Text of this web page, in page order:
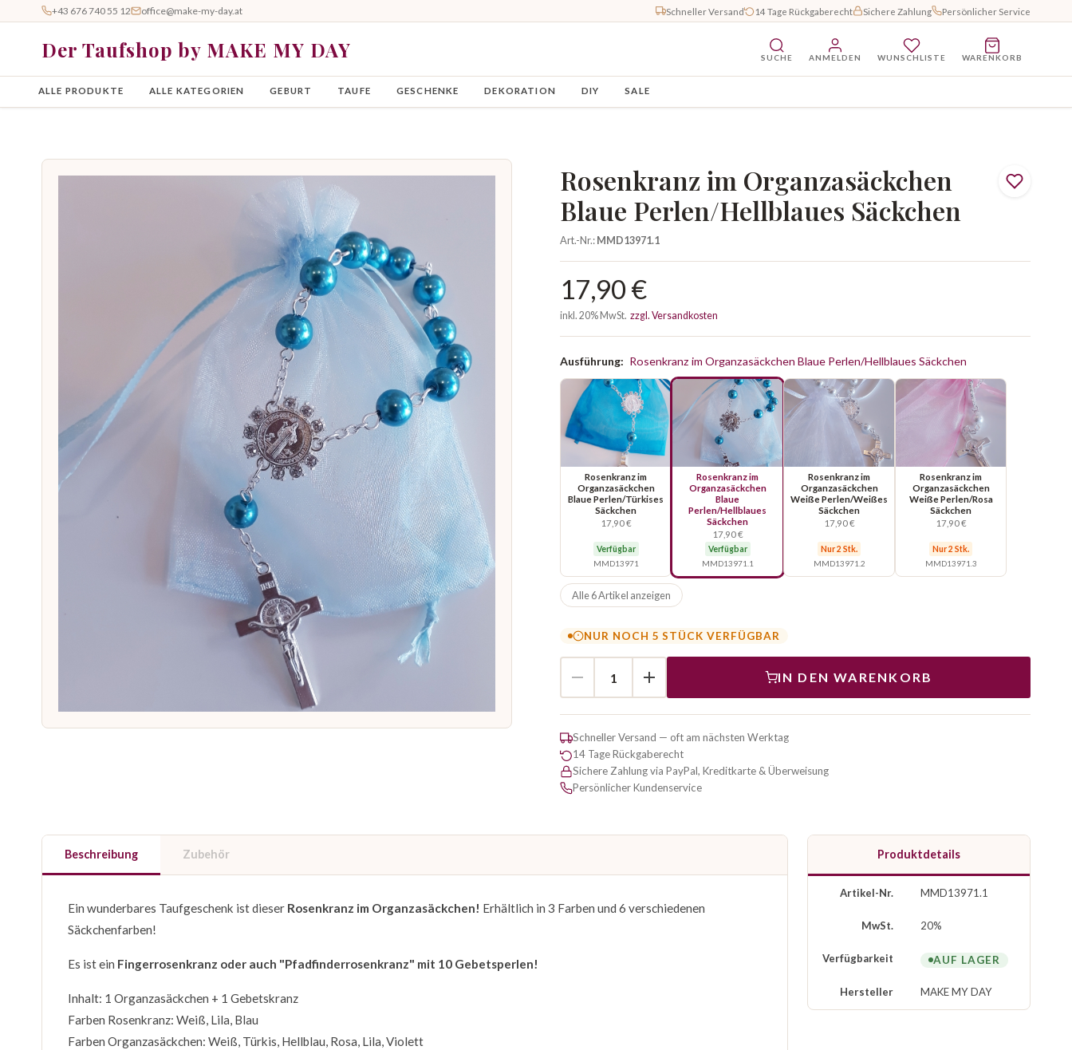
+43 676 740 55 12 office@make-my-day.at Schneller Versand 14 Tage Rückgaberecht Sichere Zahlung Persönlicher Service
Der Taufshop by MAKE MY DAY SUCHE ANMELDEN WUNSCHLISTE WARENKORB
ALLE PRODUKTE ALLE KATEGORIEN GEBURT TAUFE GESCHENKE DEKORATION DIY SALE
Rosenkranz im Organzasäckchen
Blaue Perlen/Hellblaues Säckchen
Art.-Nr.:MMD13971.1
17,90 €
inkl. 20% MwSt. zzgl. Versandkosten
Ausführung: Rosenkranz im Organzasäckchen Blaue Perlen/Hellblaues Säckchen
Rosenkranz im
Organzasäckchen
Blaue Perlen/Türkises
Säckchen
17,90 €
Verfügbar
MMD13971
Rosenkranz im
Organzasäckchen
Blaue
Perlen/Hellblaues
Säckchen
17,90 €
Verfügbar
MMD13971.1
Rosenkranz im
Organzasäckchen
Weiße Perlen/Weißes
Säckchen
17,90 €
Nur 2 Stk.
MMD13971.2
Rosenkranz im
Organzasäckchen
Weiße Perlen/Rosa
Säckchen
17,90 €
Nur 2 Stk.
MMD13971.3
Alle 6 Artikel anzeigen
NUR NOCH 5 STÜCK VERFÜGBAR
IN DEN WARENKORB
Schneller Versand — oft am nächsten Werktag
14 Tage Rückgaberecht
Sichere Zahlung via PayPal, Kreditkarte & Überweisung
Persönlicher Kundenservice
Beschreibung Zubehör
Ein wunderbares Taufgeschenk ist dieser Rosenkranz im Organzasäckchen! Erhältlich in 3 Farben und 6 verschiedenen
Säckchenfarben!
Es ist ein Fingerrosenkranz oder auch "Pfadfinderrosenkranz" mit 10 Gebetsperlen!
Inhalt: 1 Organzasäckchen + 1 Gebetskranz
Farben Rosenkranz: Weiß, Lila, Blau
Farben Organzasäckchen: Weiß, Türkis, Hellblau, Rosa, Lila, Violett
Produktdetails
Artikel-Nr. MMD13971.1
MwSt. 20%
Verfügbarkeit AUF LAGER
Hersteller MAKE MY DAY